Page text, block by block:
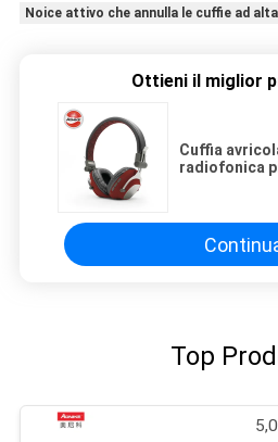
Noice attivo che annulla le cuffie ad
Ottieni il miglior
Cuffia
radiofonica
Top